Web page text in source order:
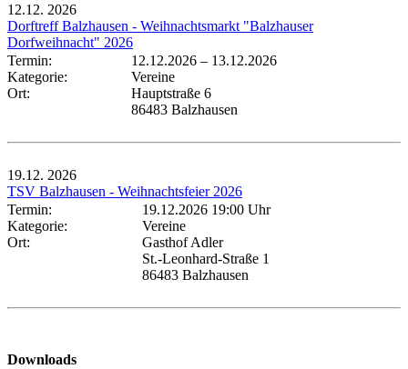
12.12. 2026
Dorftreff Balzhausen - Weihnachtsmarkt "Balzhauser
Dorfweihnacht" 2026
Termin:
12.12.2026 – 13.12.2026
Kategorie:
Vereine
Ort:
Hauptstraße 6
86483 Balzhausen
19.12. 2026
TSV Balzhausen - Weihnachtsfeier 2026
Termin:
19.12.2026 19:00 Uhr
Kategorie:
Vereine
Ort:
Gasthof Adler
St.-Leonhard-Straße 1
86483 Balzhausen
Downloads